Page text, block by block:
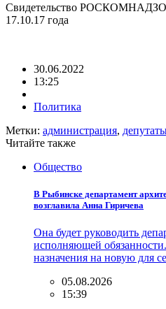
Свидетельство
17.10.17 года
30.06.2022
13:25
Политика
Метки: администрация,
Читайте также
Общество
В Рыбинске департамент
возглавила Анна Гиричева
Она будет руководить
исполняющей
назначения на новую для
05.08.2026
15:39